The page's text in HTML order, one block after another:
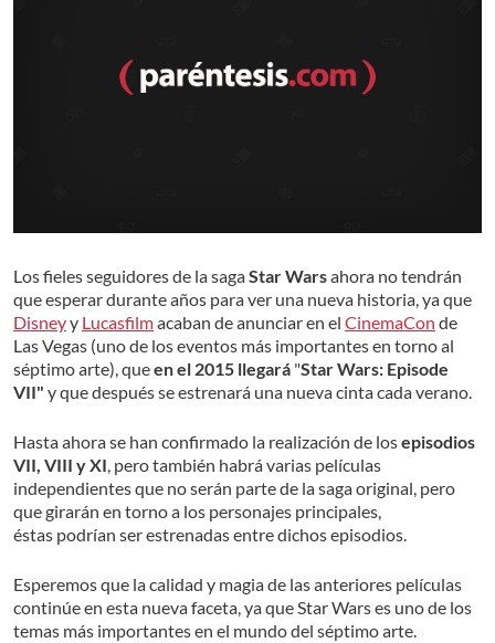
Los fieles seguidores de la sagaStar Warsahora no tendrán
que esperar durante años para ver una nueva historia, ya que
Disneyy Lucasfilmacaban de anunciar en el CinemaCon de
Las Vegas (uno de los eventos más importantes en torno al
séptimo arte), queen el 2015 llegará "Star Wars: Episode
VII" y que después se estrenará una nueva cinta cada verano.
Hasta ahora se han confirmado la realización de losepisodios
VII, VIII y XI, pero también habrá varias películas
independientes que no serán parte de la saga original, pero
que girarán en torno a los personajes principales,
éstas podrían ser estrenadas entre dichos episodios.
Esperemos que la calidad y magia de las anteriores películas
continúe en esta nueva faceta, ya que Star Wars es uno de los
temas más importantes en el mundo del séptimo arte.